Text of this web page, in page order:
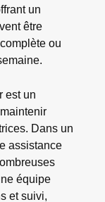
un
être
ou
est un
Dans un
assistance
équipe
et suivi,